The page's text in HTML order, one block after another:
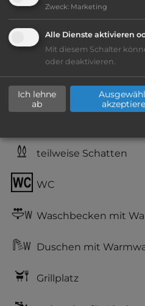
Geräuschkulisse:
Lärmbelästigung
Reservierung nicht
sandiger Grund
teilweise Schatten
WC
Waschbecken mit
Duschen mit
Grillplatz
Zweck: Marketing
Alle Dienste aktivieren
Mit diesem Schalter
oder deaktivieren.
Ich lehne
ab